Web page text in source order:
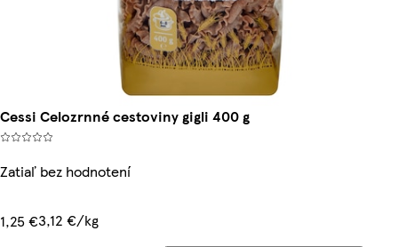
Cessi Celozrnné cestoviny gigli 400 g
Zatiaľ bez hodnotení
1,25 €3,12 €/kg